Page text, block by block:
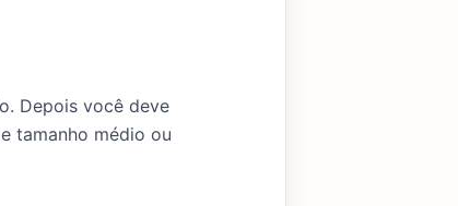
Depois você deve
tamanho médio ou